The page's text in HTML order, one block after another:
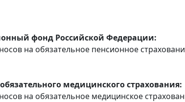
фонд Российской Федерации:
на обязательное пенсионное
медицинского страхования:
на обязательное медицинское